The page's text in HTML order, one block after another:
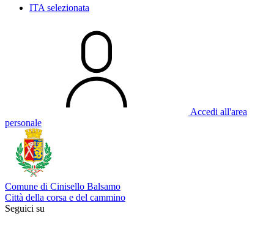
ITA selezionata
Accedi all'area
personale
Comune di Cinisello Balsamo
Città della corsa e del cammino
Seguici su